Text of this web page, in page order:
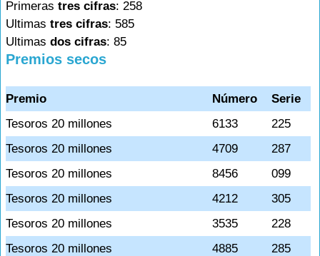
Primeras tres cifras: 258
Ultimas tres cifras: 585
Ultimas dos cifras: 85
Premios secos
Premio Número
Serie
Tesoros 20 millones
6133
225
Tesoros 20 millones
4709
287
Tesoros 20 millones
8456
099
Tesoros 20 millones
4212
305
Tesoros 20 millones
3535
228
Tesoros 20 millones
4885
285